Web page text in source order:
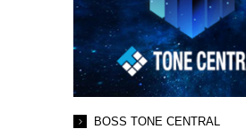
BOSS TONE CENTRAL